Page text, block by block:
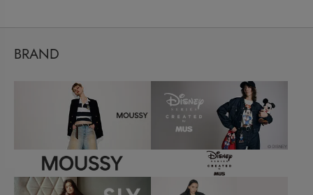
BRAND